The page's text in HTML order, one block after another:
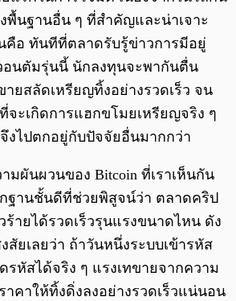
พื้นฐานอื่น ๆ ที่สำคัญและน่าเจาะ
คือ ทันทีที่ตลาดรับรู้ข่าวการมีอยู่
อนตัมรุ่นนี้ นักลงทุนจะพากันตื่น
ยสลัดเหรียญทิ้งอย่างรวดเร็ว จน
จะเกิดการแฮกขโมยเหรียญจริง ๆ
งไปตกอยู่กับปัจจัยอื่นมากกว่า
มผันผวนของ Bitcoin ที่เราเห็นกัน
ฐานชั้นดีที่ช่วยพิสูจน์ว่า ตลาดคริป
ายได้รวดเร็วรุนแรงขนาดไหน ดัง
สัยเลยว่า ถ้าวันหนึ่งระบบเข้ารหัส
หัสได้จริง ๆ แรงเทขายจากความ
คาให้ทิ้งดิ่งลงอย่างรวดเร็วแน่นอน